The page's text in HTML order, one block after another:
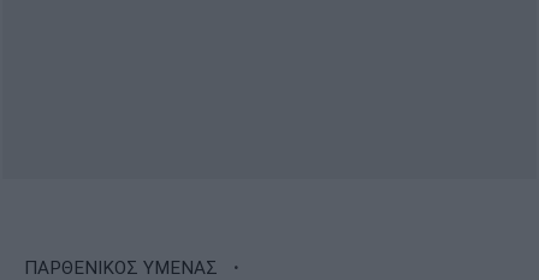
ΠΑΡΘΕΝΙΚΟΣ ΥΜΕΝΑΣ ·